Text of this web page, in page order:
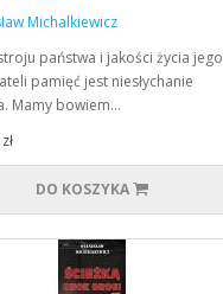
Michalkiewicz
państwa i jakości życia jego
pamięć jest niesłychanie
Mamy bowiem…
DO KOSZYKA